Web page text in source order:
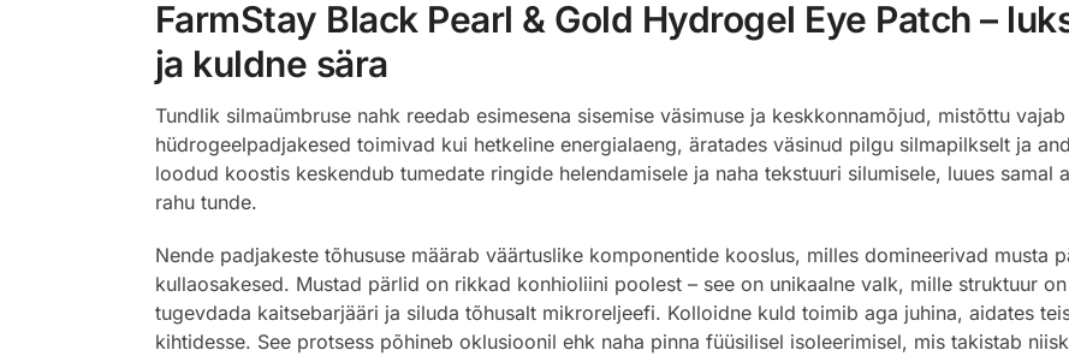
FarmStay Black Pearl & Gold Hydrogel Eye Patch –
ja kuldne sära
Tundlik silmaümbruse nahk reedab esimesena sisemise väsimuse ja keskkonnamõjud, mistõttu
hüdrogeelpadjakesed toimivad kui hetkeline energialaeng, äratades väsinud pilgu silmapilkselt ja
loodud koostis keskendub tumedate ringide helendamisele ja naha tekstuuri silumisele, luues samal
rahu tunde.
Nende padjakeste tõhususe määrab väärtuslike komponentide kooslus, milles domineerivad musta
kullaosakesed. Mustad pärlid on rikkad konhioliini poolest – see on unikaalne valk, mille struktuur
tugevdada kaitsebarjääri ja siluda tõhusalt mikroreljeefi. Kolloidne kuld toimib aga juhina, aidates
kihtidesse. See protsess põhineb oklusioonil ehk naha pinna füüsilisel isoleerimisel, mis takistab